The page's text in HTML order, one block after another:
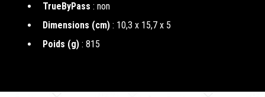
TrueByPass : non
Dimensions (cm) : 10,3 x 15,7 x 5
Poids (g) : 815